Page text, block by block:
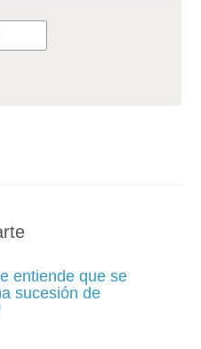
entiende que se
sucesión de